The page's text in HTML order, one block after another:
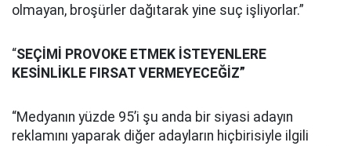
olmayan, broşürler dağıtarak yine suç işliyorlar.”
“SEÇİMİ PROVOKE ETMEK İSTEYENLERE
KESİNLİKLE FIRSAT VERMEYECEĞİZ”
“Medyanın yüzde 95’i şu anda bir siyasi adayın
reklamını yaparak diğer adayların hiçbirisiyle ilgili